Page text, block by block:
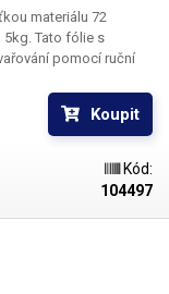
materiálu 72
5kg.
pomocí ruční
prosakování, tento
a masnýchKoupit
Kód:
104497